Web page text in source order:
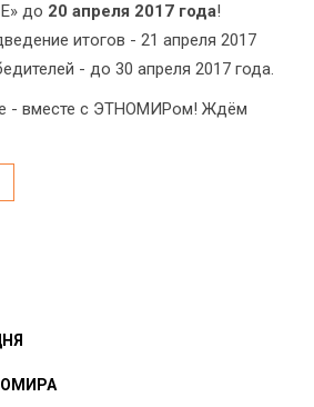
до 20 апреля 2017 года!
итогов - 21 апреля 2017
- до 30 апреля 2017 года.
- вместе с ЭТНОМИРом! Ждём